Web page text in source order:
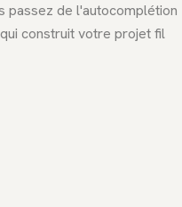
passez de l'autocomplétion
construit votre projet fil